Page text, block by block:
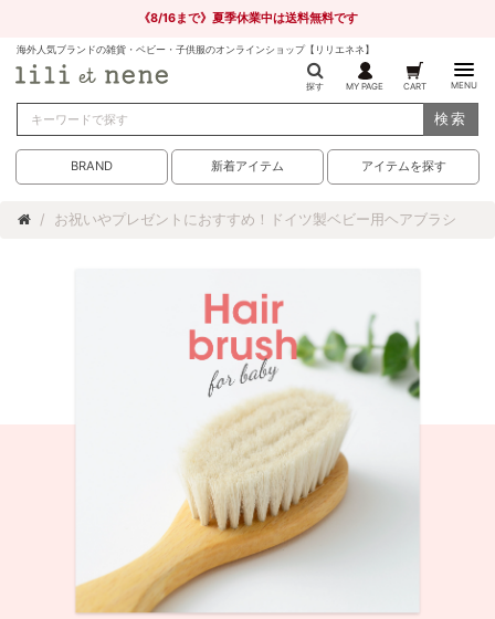
《8/16まで》夏季休業中は送料無料です
海外人気ブランドの雑貨・ベビー・子供服のオンラインショップ【リリエネネ】
探す MY PAGE CART MENU
検索
BRAND 新着アイテム アイテムを探す
お祝いやプレゼントにおすすめ！ドイツ製ベビー用ヘアブラシ